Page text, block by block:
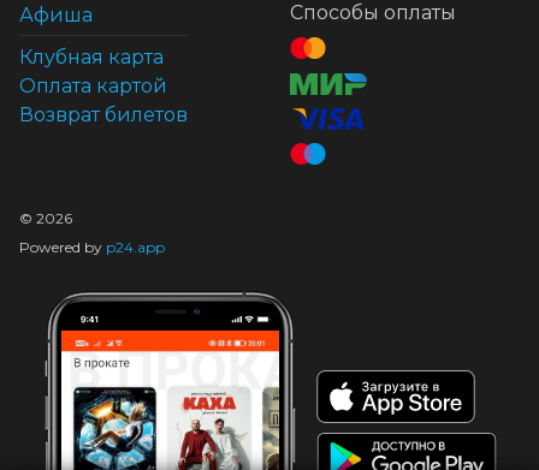
Афиша
Клубная карта
Оплата картой
Возврат билетов
Способы оплаты
© 2026
Powered by p24.app